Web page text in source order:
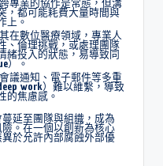
專業的協作是常態，但溝
，都可能耗費大量時間與
上。
在數位醫療領域，專業人
、倫理挑戰，或處理團隊
緒投入的狀態，易導致同
）。
議通知、電子郵件等多重
work）難以維繫，導致
的焦慮感。
延至團隊與組織，成為
。在一個以創新為核心
於允許內部腐蝕外部優